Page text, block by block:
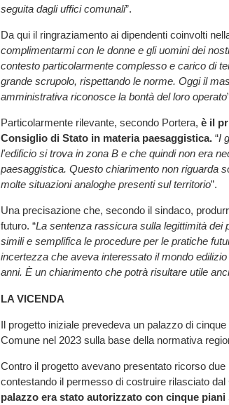
seguita dagli uffici comunali”.
Da qui il ringraziamento ai dipendenti coinvolti
complimentarmi con le donne e gli uomini dei
contesto particolarmente complesso e carico di
grande scrupolo, rispettando le norme. Oggi il
amministrativa riconosce la bontà del loro operato
Particolarmente rilevante, secondo Portera, è il
Consiglio di Stato in materia paesaggistica. “I
l'edificio si trova in zona B e che quindi non era
paesaggistica. Questo chiarimento non riguarda
molte situazioni analoghe presenti sul territorio”.
Una precisazione che, secondo il sindaco,
futuro. “La sentenza rassicura sulla legittimità dei
simili e semplifica le procedure per le pratiche
incertezza che aveva interessato il mondo
anni. È un chiarimento che potrà risultare utile
LA VICENDA
Il progetto iniziale prevedeva un palazzo di
Comune nel 2023 sulla base della normativa
Contro il progetto avevano presentato ricorso due
contestando il permesso di costruire rilasciato dal
palazzo era stato autorizzato con cinque